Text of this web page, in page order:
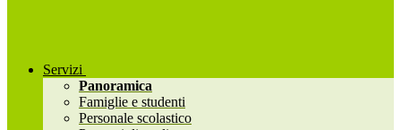
Servizi
Panoramica
Famiglie e studenti
Personale scolastico